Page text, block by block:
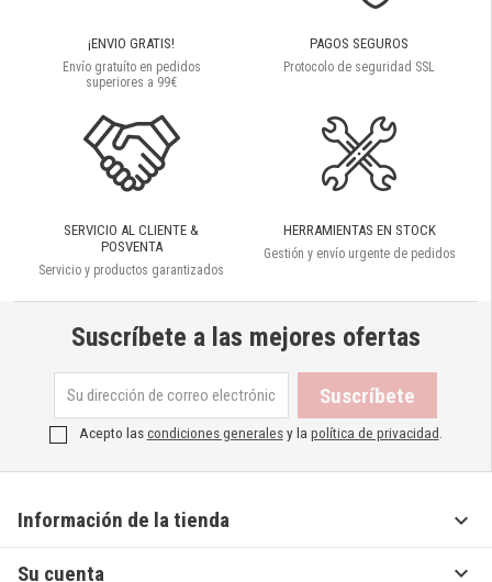
¡ENVIO GRATIS!
Envío gratuíto en pedidos
superiores a 99€
PAGOS SEGUROS
Protocolo de seguridad SSL
SERVICIO AL CLIENTE &
POSVENTA
Servicio y productos garantizados
HERRAMIENTAS EN STOCK
Gestión y envío urgente de pedidos
Suscríbete a las mejores ofertas
Acepto lascondiciones generalesy la política de privacidad
Información de la tienda 
Su cuenta 